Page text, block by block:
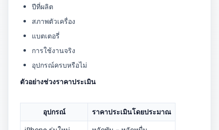
ปีที่ผลิต
สภาพตัวเครื่อง
แบตเตอรี่
การใช้งานจริง
อุปกรณ์ครบหรือไม่
ตัวอย่างช่วงราคาประเมิน
อุปกรณ์
ราคาประเมินโดยประมาณ